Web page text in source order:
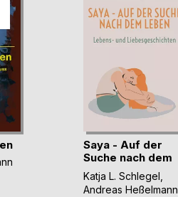
Saya - Auf der
Suche nach dem
Leben
Katja L. Schlegel
Andreas Heßelmann